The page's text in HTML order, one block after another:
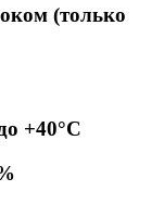
(только
+40°C